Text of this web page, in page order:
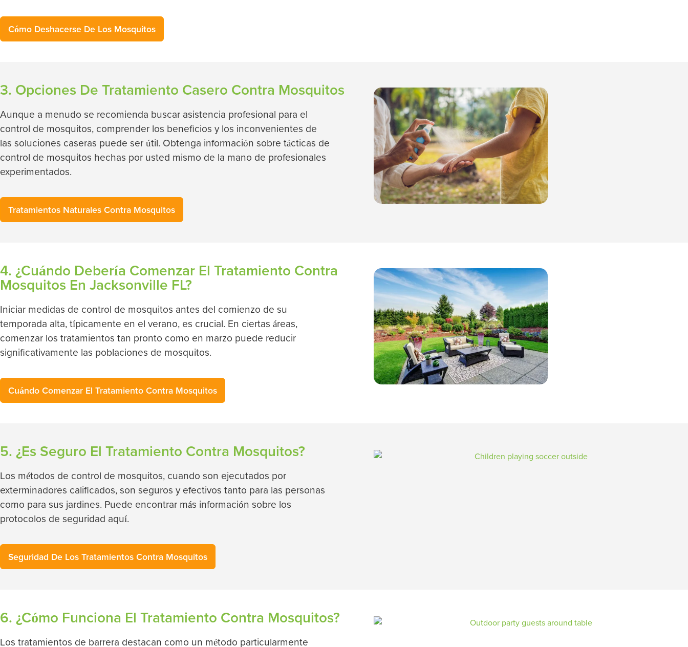
Cómo Deshacerse De Los Mosquitos
3. Opciones De Tratamiento Casero Contra Mosquitos
Aunque a menudo se recomienda buscar asistencia profesional para el
control de mosquitos, comprender los beneficios y los inconvenientes de
las soluciones caseras puede ser útil. Obtenga información sobre tácticas de
control de mosquitos hechas por usted mismo de la mano de profesionales
experimentados.
Tratamientos Naturales Contra Mosquitos
4. ¿Cuándo Debería Comenzar El Tratamiento Contra
Mosquitos En Jacksonville FL?
Iniciar medidas de control de mosquitos antes del comienzo de su
temporada alta, típicamente en el verano, es crucial. En ciertas áreas,
comenzar los tratamientos tan pronto como en marzo puede reducir
significativamente las poblaciones de mosquitos.
Cuándo Comenzar El Tratamiento Contra Mosquitos
5. ¿Es Seguro El Tratamiento Contra Mosquitos?
Los métodos de control de mosquitos, cuando son ejecutados por
exterminadores calificados, son seguros y efectivos tanto para las personas
como para sus jardines. Puede encontrar más información sobre los
protocolos de seguridad aquí.
Seguridad De Los Tratamientos Contra Mosquitos
6. ¿Cómo Funciona El Tratamiento Contra Mosquitos?
Los tratamientos de barrera destacan como un método particularmente